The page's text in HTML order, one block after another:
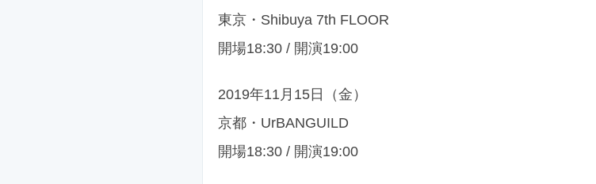
東京・Shibuya 7th FLOOR
開場18:30 / 開演19:00
2019年11月15日（金）
京都・UrBANGUILD
開場18:30 / 開演19:00